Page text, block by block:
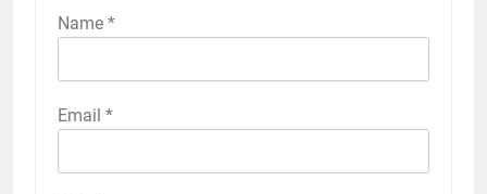
Name *
Email *